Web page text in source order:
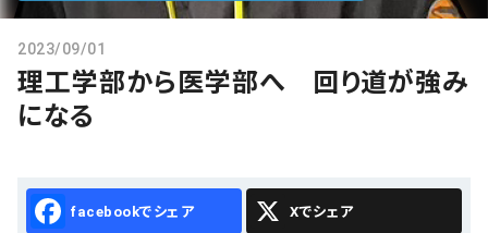
DRP医療情報館とは?
会社概要
お知らせ
2023/09/01
理工学部から医学部へ 回り道が強み
になる
Facebook X